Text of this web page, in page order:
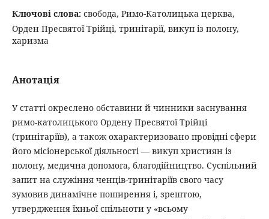
Ключові слова: свобода, Римо-Католицька церква,
Орден Пресвятої Трійці, тринітарії, викуп із полону,
харизма
Анотація
У статті окреслено обставини й чинники заснування
римо-католицького Ордену Пресвятої Трійці
(тринітаріїв), а також охарактеризовано провідні сфери
його місіонерської діяльності — викуп християн із
полону, медична допомога, благодійництво. Суспільний
запит на служіння ченців-тринітаріїв свого часу
зумовив динамічне поширення і, зрештою,
утвердження їхньої спільноти у «всьому